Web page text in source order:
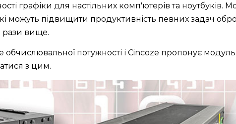
графіки для настільних комп'ютерів та ноутбуків.
можуть підвищити продуктивність певних задач
рази вище.
потужності і Cincoze пропонує
з цим.